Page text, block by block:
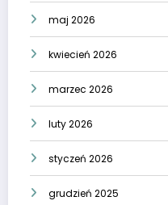
maj 2026
kwiecień 2026
marzec 2026
luty 2026
styczeń 2026
grudzień 2025